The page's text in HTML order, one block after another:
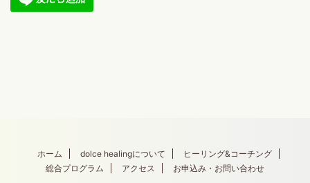
ホーム dolce healingについて
ヒーリング&コーチング
総合プログラム
アクセス お申込み・お問い合わせ